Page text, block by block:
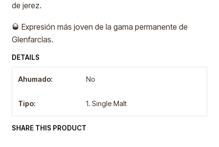
de jerez.
🥃 Expresión más joven de la gama permanente de
Glenfarclas.
DETAILS
Ahumado: No
Tipo: 1. Single Malt
SHARE THIS PRODUCT